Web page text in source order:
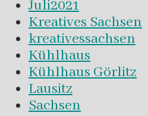
Juli2021
Kreatives Sachsen
kreativessachsen
Kühlhaus
Kühlhaus Görlitz
Lausitz
Sachsen